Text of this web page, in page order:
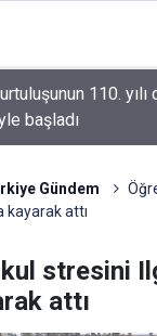
Eker Olympos
Nautique
Gündem
kayarak attı
stresini
attı